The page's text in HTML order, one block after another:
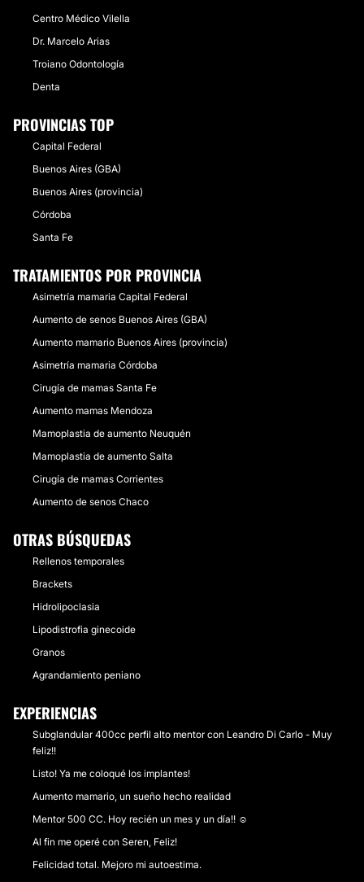
Centro Médico Vilella
Dr. Marcelo Arias
Troiano Odontología
Denta
PROVINCIAS TOP
Capital Federal
Buenos Aires (GBA)
Buenos Aires (provincia)
Córdoba
Santa Fe
TRATAMIENTOS POR PROVINCIA
Asimetría mamaria Capital Federal
Aumento de senos Buenos Aires (GBA)
Aumento mamario Buenos Aires (provincia)
Asimetría mamaria Córdoba
Cirugía de mamas Santa Fe
Aumento mamas Mendoza
Mamoplastia de aumento Neuquén
Mamoplastia de aumento Salta
Cirugía de mamas Corrientes
Aumento de senos Chaco
OTRAS BÚSQUEDAS
Rellenos temporales
Brackets
Hidrolipoclasia
Lipodistrofia ginecoide
Granos
Agrandamiento peniano
EXPERIENCIAS
Subglandular 400cc perfil alto mentor con Leandro Di Carlo - Muy
feliz!!
Listo! Ya me coloqué los implantes!
Aumento mamario, un sueño hecho realidad
Mentor 500 CC. Hoy recién un mes y un día!! ☺️
Al fin me operé con Seren, Feliz!
Felicidad total. Mejoro mi autoestima.